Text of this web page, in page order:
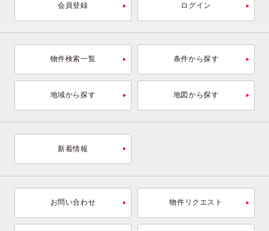
会員登録 ログイン
物件検索一覧 条件から探す
地域から探す 地図から探す
新着情報
お問い合わせ 物件リクエスト